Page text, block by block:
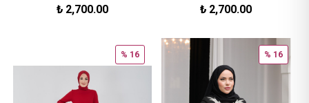
₺ 2,700.00 ₺ 2,700.00
% 16 % 16